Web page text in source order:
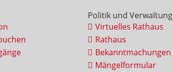
Politik und Verwaltung
Virtuelles Rathaus
Rathaus
Bekanntmachungen
Mängelformular